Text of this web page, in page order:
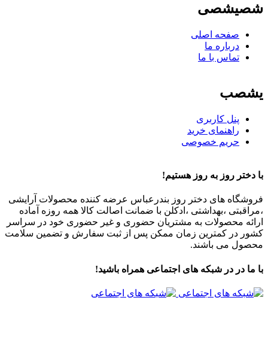
شصیشصی
صفحه اصلی
درباره ما
تماس با ما
یشصب
پنل کاربری
راهنمای خرید
حریم خصوصی
با دختر روز به روز هستیم!
فروشگاه های دختر روز بندرعباس عرضه کننده محصولات آرایشی
،مراقبتی ،بهداشتی ،ادکلن با ضمانت اصالت کالا همه روزه آماده
ارائه محصولات به مشتریان حضوری و غیر حضوری خود در سراسر
کشور در کمترین زمان ممکن پس از ثبت سفارش و تضمین سلامت
محصول می باشند.
با ما در در شبکه های اجتماعی همراه باشید!